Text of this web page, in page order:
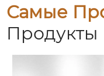
Самые
Продукты